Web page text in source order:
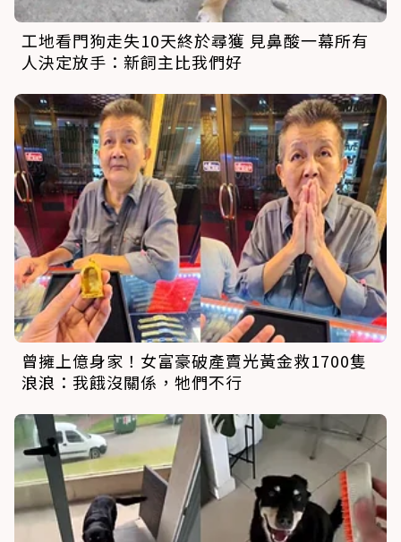
工地看門狗走失10天終於尋獲 見鼻酸一幕所有
人決定放手：新飼主比我們好
曾擁上億身家！女富豪破產賣光黃金救1700隻
浪浪：我餓沒關係，牠們不行